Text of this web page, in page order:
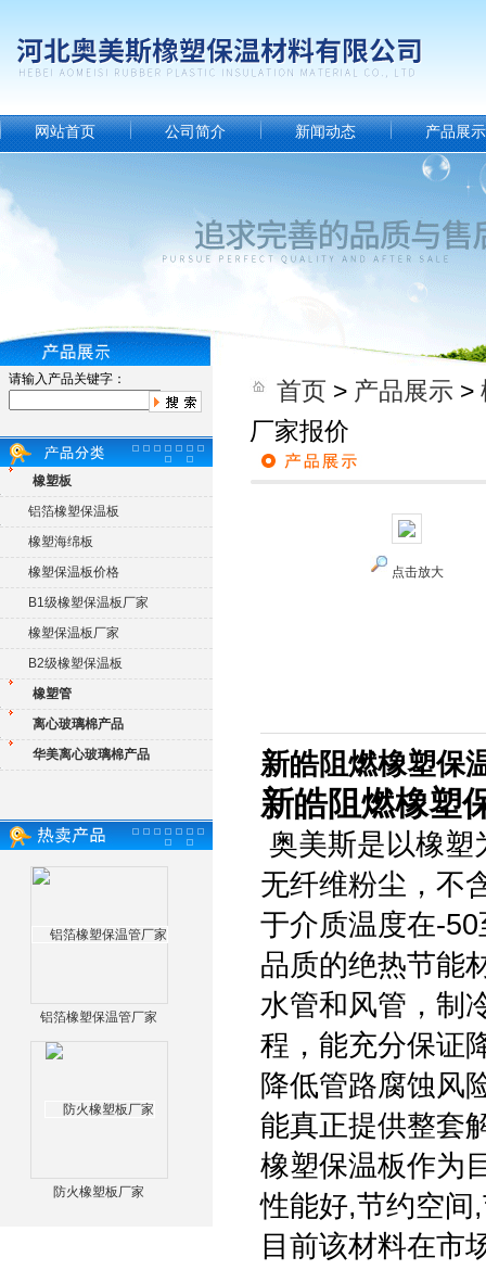
网站首页 公司简介 新闻动态 产品展示
请输入产品关键字：
橡塑板
铝箔橡塑保温板
橡塑海绵板
橡塑保温板价格
B1级橡塑保温板厂家
橡塑保温板厂家
B2级橡塑保温板
橡塑管
离心玻璃棉产品
华美离心玻璃棉产品
铝箔橡塑保温管厂家
防火橡塑板厂家
首页 > 产品展示 >
厂家报价
点击放大
新皓阻燃橡塑保
新皓阻燃橡塑
奥美斯是以橡塑
无纤维粉尘，不
于介质温度在-
品质的绝热节能
水管和风管，制
程，能充分保证
降低管路腐蚀风
能真正提供整套
橡塑保温板作为
性能好,节约空间
目前该材料在市